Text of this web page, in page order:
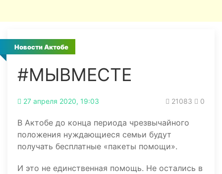
Новости Актобе
#МЫВМЕСТЕ
27 апреля 2020, 19:03 21083 0
В Актобе до конца периода чрезвычайного
положения нуждающиеся семьи будут
получать бесплатные «пакеты помощи».
И это не единственная помощь. Не остались в